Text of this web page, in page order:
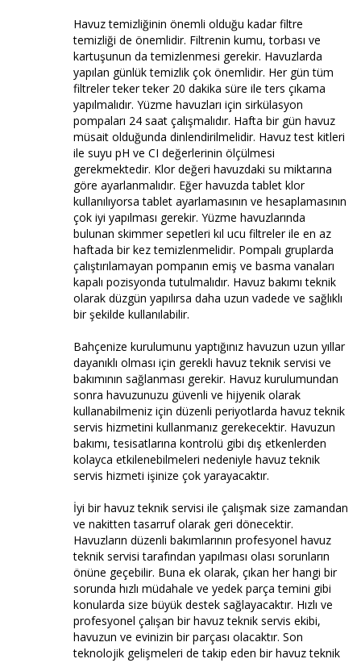
Havuz temizliğinin önemli olduğu kadar filtre
temizliği de önemlidir. Filtrenin kumu, torbası ve
kartuşunun da temizlenmesi gerekir. Havuzlarda
yapılan günlük temizlik çok önemlidir. Her gün tüm
filtreler teker teker 20 dakika süre ile ters çıkama
yapılmalıdır. Yüzme havuzları için sirkülasyon
pompaları 24 saat çalışmalıdır. Hafta bir gün havuz
müsait olduğunda dinlendirilmelidir. Havuz test kitleri
ile suyu pH ve CI değerlerinin ölçülmesi
gerekmektedir. Klor değeri havuzdaki su miktarına
göre ayarlanmalıdır. Eğer havuzda tablet klor
kullanılıyorsa tablet ayarlamasının ve hesaplamasının
çok iyi yapılması gerekir. Yüzme havuzlarında
bulunan skimmer sepetleri kıl ucu filtreler ile en az
haftada bir kez temizlenmelidir. Pompalı gruplarda
çalıştırılamayan pompanın emiş ve basma vanaları
kapalı pozisyonda tutulmalıdır. Havuz bakımı teknik
olarak düzgün yapılırsa daha uzun vadede ve sağlıklı
bir şekilde kullanılabilir.
Bahçenize kurulumunu yaptığınız havuzun uzun yıllar
dayanıklı olması için gerekli havuz teknik servisi ve
bakımının sağlanması gerekir. Havuz kurulumundan
sonra havuzunuzu güvenli ve hijyenik olarak
kullanabilmeniz için düzenli periyotlarda havuz teknik
servis hizmetini kullanmanız gerekecektir. Havuzun
bakımı, tesisatlarına kontrolü gibi dış etkenlerden
kolayca etkilenebilmeleri nedeniyle havuz teknik
servis hizmeti işinize çok yarayacaktır.
İyi bir havuz teknik servisi ile çalışmak size zamandan
ve nakitten tasarruf olarak geri dönecektir.
Havuzların düzenli bakımlarının profesyonel havuz
teknik servisi tarafından yapılması olası sorunların
önüne geçebilir. Buna ek olarak, çıkan her hangi bir
sorunda hızlı müdahale ve yedek parça temini gibi
konularda size büyük destek sağlayacaktır. Hızlı ve
profesyonel çalışan bir havuz teknik servis ekibi,
havuzun ve evinizin bir parçası olacaktır. Son
teknolojik gelişmeleri de takip eden bir havuz teknik